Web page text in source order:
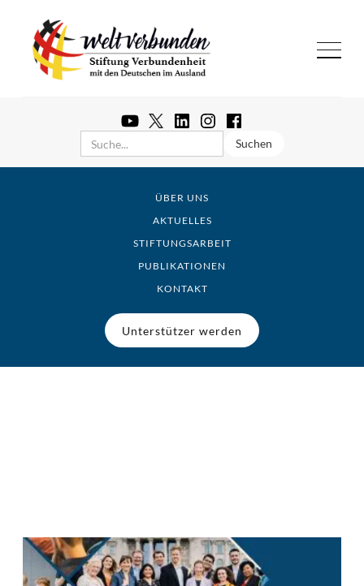
ÜBER UNS
AKTUELLES
STIFTUNGSARBEIT
PUBLIKATIONEN
KONTAKT
Unterstützer werden